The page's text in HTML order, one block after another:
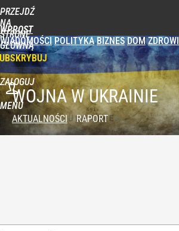
PRZEJDŹ
NA
STRONĘ
GŁÓWNĄ
WPROST
WIADOMOŚCI POLITYKA BIZNES DOM
ZALOGUJ
MENUWOJNA W UKRAINIE
AKTUALNOŚCI RAPORT